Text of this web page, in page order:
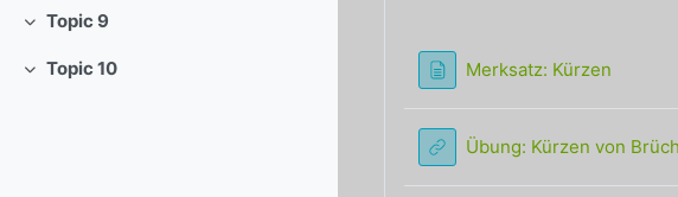
Einklappen
Topic 9
Einklappen
Topic 10 Merksatz: Kürzen
Übung: Kürzen von